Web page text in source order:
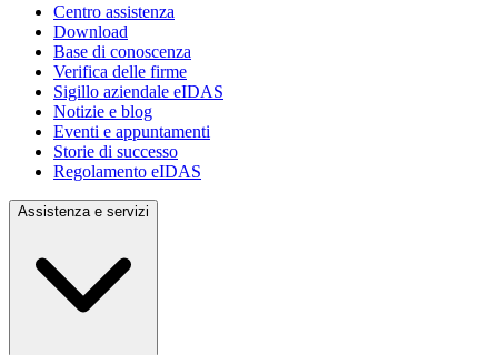
Centro assistenza
Download
Base di conoscenza
Verifica delle firme
Sigillo aziendale eIDAS
Notizie e blog
Eventi e appuntamenti
Storie di successo
Regolamento eIDAS
Assistenza e servizi